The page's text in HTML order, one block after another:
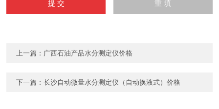
上一篇： 广西石油产品水分测定仪价格
下一篇：长沙自动微量水分测定仪（自动换液式）价格